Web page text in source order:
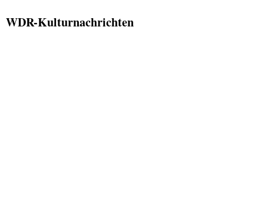
WDR-Kulturnachrichten